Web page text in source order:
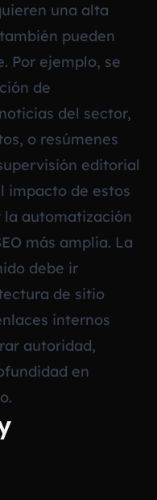
una alta
pueden
Por ejemplo, se
de
del sector,
o resúmenes
editorial
impacto de estos
automatización
más amplia. La
debe ir
de sitio
internos
autoridad,
en